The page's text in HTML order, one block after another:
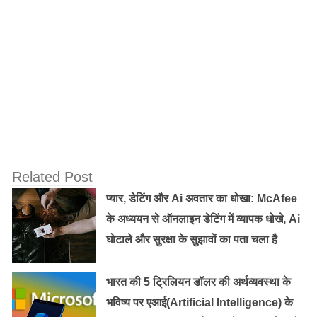
Related Post
प्यार, डेटिंग और Ai अवतार का धोखा: McAfee
के अध्ययन से ऑनलाइन डेटिंग में व्यापक धोखे, Ai
घोटाले और सुरक्षा के सुझावों का पता चला है
भारत की 5 ट्रिलियन डॉलर की अर्थव्यवस्था के
भविष्य पर एआई(Artificial Intelligence) के